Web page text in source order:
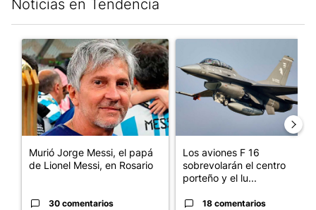
Noticias en Tendencia
Un artículo de tendencia con el título "Murió Jorge Messi, el
Murió Jorge Messi, el papá
de Lionel Messi, en Rosario
30 comentarios
Los aviones F 16
sobrevolarán el centro
porteño y el lu...
18 comentarios